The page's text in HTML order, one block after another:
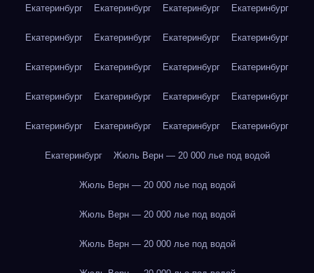
Екатеринбург Екатеринбург Екатеринбург Екатеринбург
Екатеринбург Екатеринбург Екатеринбург Екатеринбург
Екатеринбург Екатеринбург Екатеринбург Екатеринбург
Екатеринбург Екатеринбург Екатеринбург Екатеринбург
Екатеринбург Екатеринбург Екатеринбург Екатеринбург
Екатеринбург Жюль Верн — 20 000 лье под водой
Жюль Верн — 20 000 лье под водой
Жюль Верн — 20 000 лье под водой
Жюль Верн — 20 000 лье под водой